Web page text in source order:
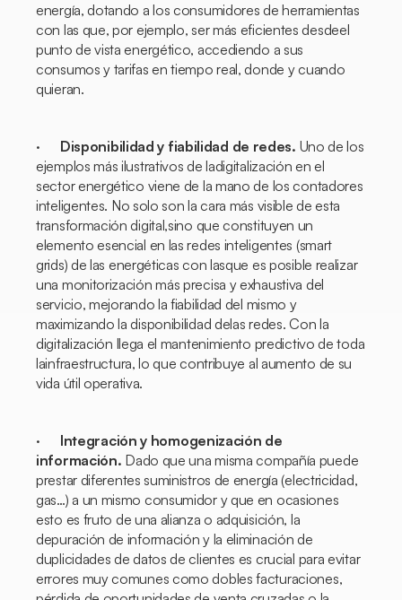
energía, dotando a los consumidores de herramientas
con las que, por ejemplo, ser más eficientes desdeel
punto de vista energético, accediendo a sus
consumos y tarifas en tiempo real, donde y cuando
quieran.
· Disponibilidad y fiabilidad de redes. Uno de los
ejemplos más ilustrativos de ladigitalización en el
sector energético viene de la mano de los contadores
inteligentes. No solo son la cara más visible de esta
transformación digital,sino que constituyen un
elemento esencial en las redes inteligentes (smart
grids) de las energéticas con lasque es posible realizar
una monitorización más precisa y exhaustiva del
servicio, mejorando la fiabilidad del mismo y
maximizando la disponibilidad delas redes. Con la
digitalización llega el mantenimiento predictivo de toda
lainfraestructura, lo que contribuye al aumento de su
vida útil operativa.
· Integración y homogenización de
información. Dado que una misma compañía puede
prestar diferentes suministros de energía (electricidad,
gas…) a un mismo consumidor y que en ocasiones
esto es fruto de una alianza o adquisición, la
depuración de información y la eliminación de
duplicidades de datos de clientes es crucial para evitar
errores muy comunes como dobles facturaciones,